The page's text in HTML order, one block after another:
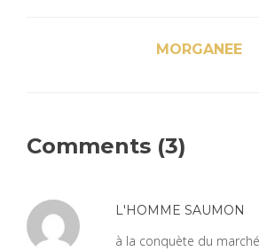
MORGANEE
Comments (3)
L'HOMME SAUMON
à la conquète du